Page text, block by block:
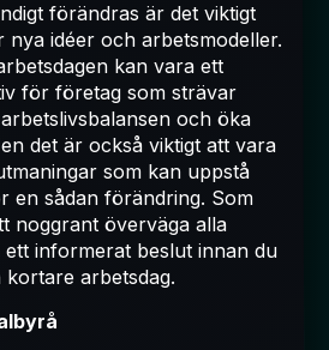
förändras är det viktigt
idéer och arbetsmodeller.
kan vara ett
för företag som strävar
och öka
det är också viktigt att vara
som kan uppstå
en sådan förändring. Som
noggrant överväga alla
informerat beslut innan du
arbetsdag.